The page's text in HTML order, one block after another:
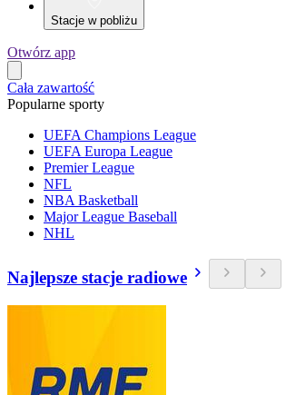
Stacje w pobliżu
Otwórz app
Cała zawartość
Popularne sporty
UEFA Champions League
UEFA Europa League
Premier League
NFL
NBA Basketball
Major League Baseball
NHL
Najlepsze stacje radiowe